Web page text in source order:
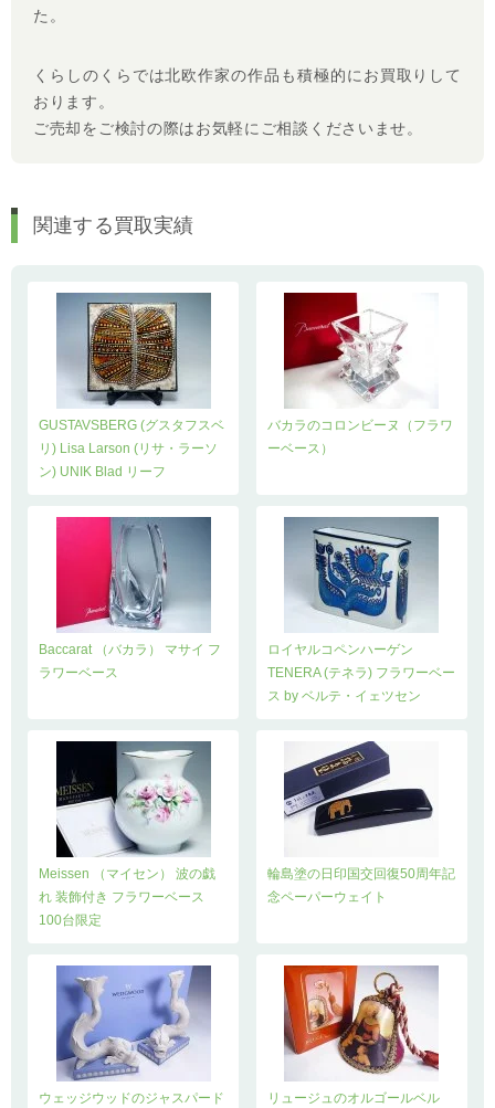
た。
くらしのくらでは北欧作家の作品も積極的にお買取りして
おります。
ご売却をご検討の際はお気軽にご相談くださいませ。
関連する買取実績
GUSTAVSBERG (グスタフスベ
リ) Lisa Larson (リサ・ラーソ
ン) UNIK Blad リーフ
バカラのコロンビーヌ（フラワ
ーベース）
Baccarat （バカラ） マサイ フ
ラワーベース
ロイヤルコペンハーゲン
TENERA (テネラ) フラワーベー
ス by ベルテ・イェツセン
Meissen （マイセン） 波の戯
れ 装飾付き フラワーベース
100台限定
輪島塗の日印国交回復50周年記
念ペーパーウェイト
ウェッジウッドのジャスパード
リュージュのオルゴールベル